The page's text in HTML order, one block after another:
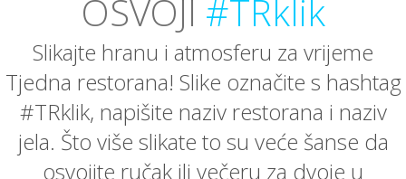
OSVOJI #TRklik
Slikajte hranu i atmosferu za vrijeme
Tjedna restorana! Slike označite s hashtag
#TRklik, napišite naziv restorana i naziv
jela. Što više slikate to su veće šanse da
osvojite ručak ili večeru za dvoje u